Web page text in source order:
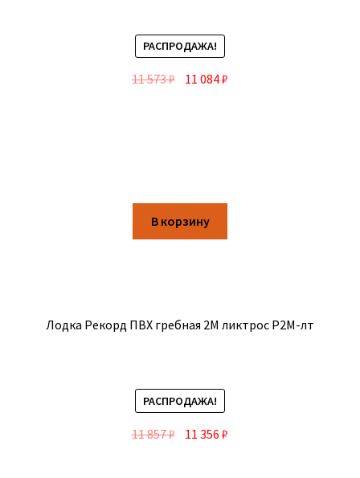
РАСПРОДАЖА!
11 573₽ 11 084₽
В корзину
Лодка Рекорд ПВХ гребная 2М ликтрос Р2М-лт
РАСПРОДАЖА!
11 857₽ 11 356₽